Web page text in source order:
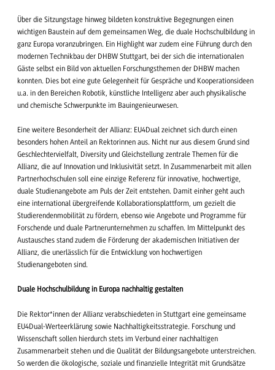
Über die Sitzungstage hinweg bildeten konstruktive Begegnungen einen
wichtigen Baustein auf dem gemeinsamen Weg, die duale Hochschulbildung in
ganz Europa voranzubringen. Ein Highlight war zudem eine Führung durch den
modernen Technikbau der DHBW Stuttgart, bei der sich die internationalen
Gäste selbst ein Bild von aktuellen Forschungsthemen der DHBW machen
konnten. Dies bot eine gute Gelegenheit für Gespräche und Kooperationsideen
u.a. in den Bereichen Robotik, künstliche Intelligenz aber auch physikalische
und chemische Schwerpunkte im Bauingenieurwesen.
Eine weitere Besonderheit der Allianz: EU4Dual zeichnet sich durch einen
besonders hohen Anteil an Rektorinnen aus. Nicht nur aus diesem Grund sind
Geschlechtervielfalt, Diversity und Gleichstellung zentrale Themen für die
Allianz, die auf Innovation und Inklusivität setzt. In Zusammenarbeit mit allen
Partnerhochschulen soll eine einzige Referenz für innovative, hochwertige,
duale Studienangebote am Puls der Zeit entstehen. Damit einher geht auch
eine international übergreifende Kollaborationsplattform, um gezielt die
Studierendenmobilität zu fördern, ebenso wie Angebote und Programme für
Forschende und duale Partnerunternehmen zu schaffen. Im Mittelpunkt des
Austausches stand zudem die Förderung der akademischen Initiativen der
Allianz, die unerlässlich für die Entwicklung von hochwertigen
Studienangeboten sind.
Duale Hochschulbildung in Europa nachhaltig gestalten
Die Rektor*innen der Allianz verabschiedeten in Stuttgart eine gemeinsame
EU4Dual-Werteerklärung sowie Nachhaltigkeitsstrategie. Forschung und
Wissenschaft sollen hierdurch stets im Verbund einer nachhaltigen
Zusammenarbeit stehen und die Qualität der Bildungsangebote unterstreichen.
So werden die ökologische, soziale und finanzielle Integrität mit Grundsätze